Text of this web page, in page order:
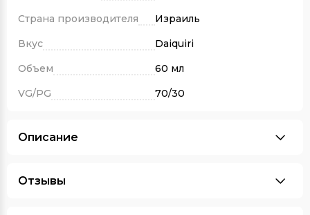
Страна производителя
Израиль
Вкус
Daiquiri
Объем
60 мл
VG/PG
70/30
Описание
Отзывы